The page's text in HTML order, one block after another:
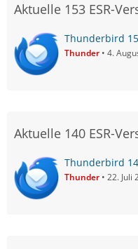
Aktuelle 153 ESR-
Thunderbird
Thunder 4.
Aktuelle 140 ESR-
Thunderbird
Thunder 22. Juli